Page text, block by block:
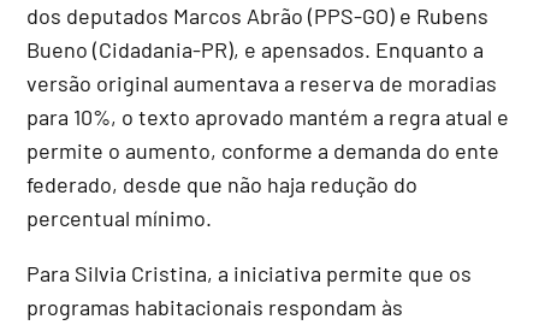
dos deputados Marcos Abrão (PPS-GO) e Rubens
Bueno (Cidadania-PR), e apensados. Enquanto a
versão original aumentava a reserva de moradias
para 10%, o texto aprovado mantém a regra atual e
permite o aumento, conforme a demanda do ente
federado, desde que não haja redução do
percentual mínimo.
Para Silvia Cristina, a iniciativa permite que os
programas habitacionais respondam às